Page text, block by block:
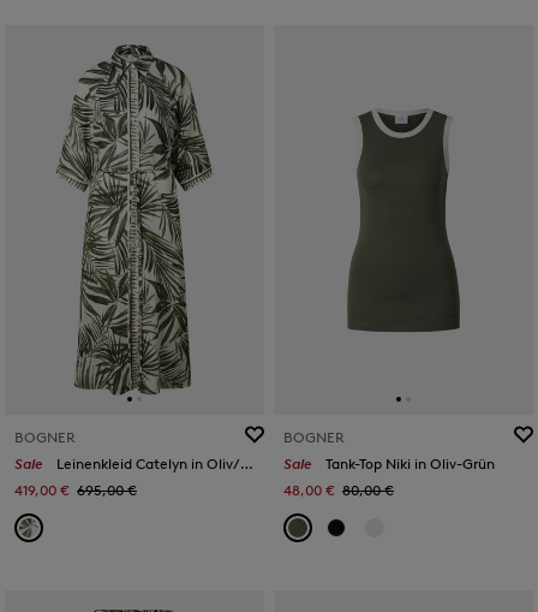
BOGNER
Sale
Leinenkleid Catelyn in Oliv/Creme
419,00 € 695,00 €
BOGNER
Sale
Tank-Top Niki in Oliv-Grün
48,00 € 80,00 €